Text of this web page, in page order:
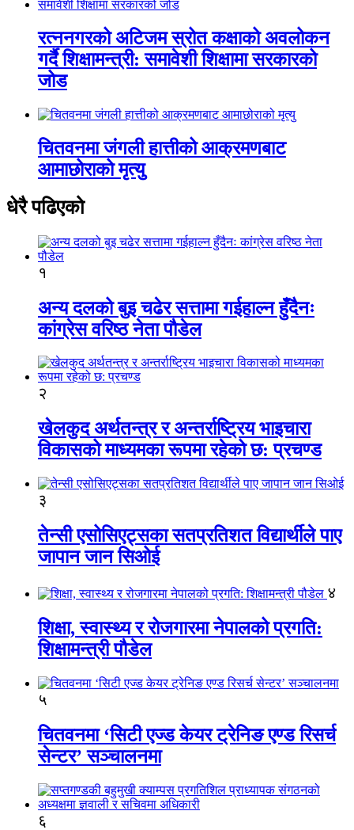
रत्ननगरको अटिजम स्रोत कक्षाको अवलोकन
गर्दै शिक्षामन्त्री: समावेशी शिक्षामा सरकारको
जोड
चितवनमा जंगली हात्तीको आक्रमणबाट
आमाछोराको मृत्यु
धेरै पढिएको
१
अन्य दलको बुइ चढेर सत्तामा गईहाल्न हुँदैनः
कांग्रेस वरिष्ठ नेता पौडेल
२
खेलकुद अर्थतन्त्र र अन्तर्राष्ट्रिय भाइचारा
विकासको माध्यमका रूपमा रहेको छ: प्रचण्ड
३
तेन्सी एसोसिएट्सका सतप्रतिशत विद्यार्थीले पाए
जापान जान सिओई
४
शिक्षा, स्वास्थ्य र रोजगारमा नेपालको प्रगति:
शिक्षामन्त्री पौडेल
५
चितवनमा ‘सिटी एज्ड केयर ट्रेनिङ एण्ड रिसर्च
सेन्टर’ सञ्चालनमा
६